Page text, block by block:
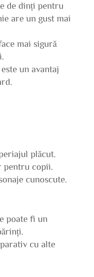
de dinți pentru
are un gust mai
mai sigură
un avantaj
plăcut.
pentru copii.
cunoscute.
poate fi un
cu alte